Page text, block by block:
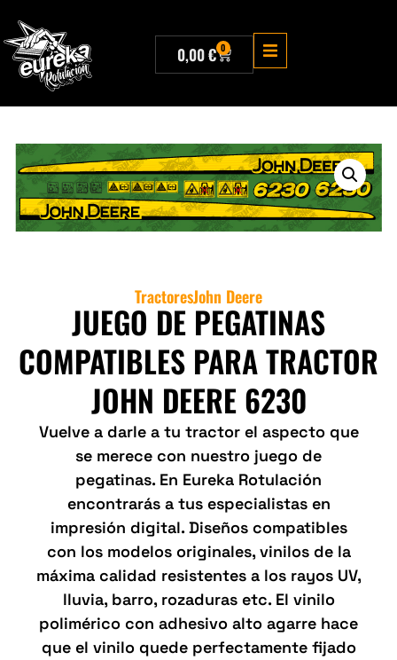
0,00€ 0
TractoresJohn Deere
JUEGO DE PEGATINAS
COMPATIBLES PARA TRACTOR
JOHN DEERE 6230
Vuelve a darle a tu tractor el aspecto que
se merece con nuestro juego de
pegatinas. En Eureka Rotulación
encontrarás a tus especialistas en
impresión digital. Diseños compatibles
con los modelos originales, vinilos de la
máxima calidad resistentes a los rayos UV,
lluvia, barro, rozaduras etc. El vinilo
polimérico con adhesivo alto agarre hace
que el vinilo quede perfectamente fijado